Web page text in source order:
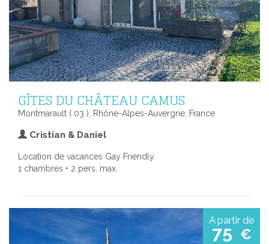
GÎTES DU CHÂTEAU CAMUS
Montmarault ( 03 ), Rhône-Alpes-Auvergne, France
Cristian & Daniel
Location de vacances Gay Friendly
1 chambres • 2 pers. max.
A partir de
75 €